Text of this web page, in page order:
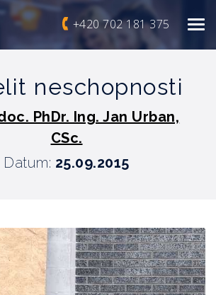
+420 702 181 375
neschopnosti
PhDr. Ing. Jan Urban,
CSc.
Datum: 25.09.2015